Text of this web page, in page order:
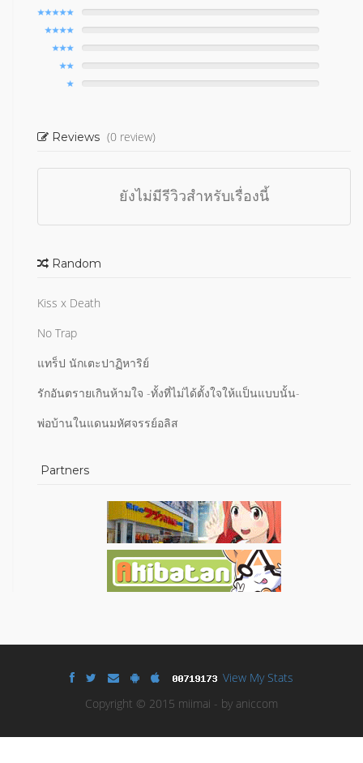
Reviews (0 review)
ยังไม่มีรีวิวสำหรับเรื่องนี้
Random
Kiss x Death
No Trap
แทร็ป นักเตะปาฏิหาริย์
รักอันตรายเกินห้ามใจ -ทั้งที่ไม่ได้ตั้งใจให้แป็นแบบนั้น-
พ่อบ้านในแดนมหัศจรรย์อลิส
Partners
View My Stats
Copyright © 2015 miimai - by aniccom